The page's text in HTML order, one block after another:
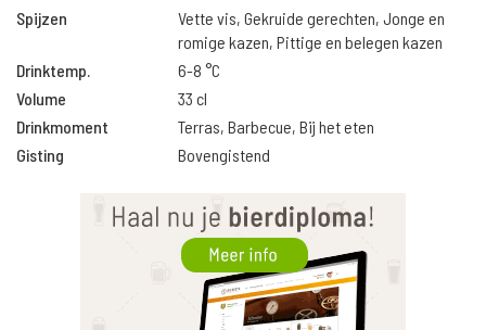
Spijzen
Vette vis, Gekruide gerechten, Jonge en
romige kazen, Pittige en belegen kazen
Drinktemp.
6-8 °C
Volume
33 cl
Drinkmoment
Terras, Barbecue, Bij het eten
Gisting
Bovengistend